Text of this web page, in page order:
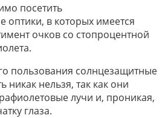
посетить
оптики, в которых имеется
очков со стопроцентной
пользования солнцезащитные
никак нельзя, так как они
лучи и, проникая,
глаза.